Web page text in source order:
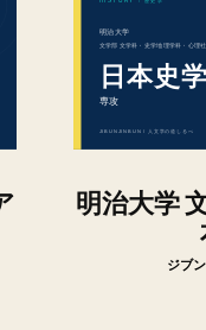
明治大学
ジブ